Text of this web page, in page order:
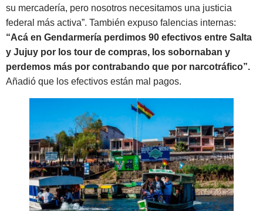
su mercadería, pero nosotros necesitamos una justicia
federal más activa”. También expuso falencias internas:
“Acá en Gendarmería perdimos 90 efectivos entre Salta
y Jujuy por los tour de compras, los sobornaban y
perdemos más por contrabando que por narcotráfico”.
Añadió que los efectivos están mal pagos.